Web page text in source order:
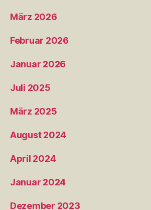
März 2026
Februar 2026
Januar 2026
Juli 2025
März 2025
August 2024
April 2024
Januar 2024
Dezember 2023